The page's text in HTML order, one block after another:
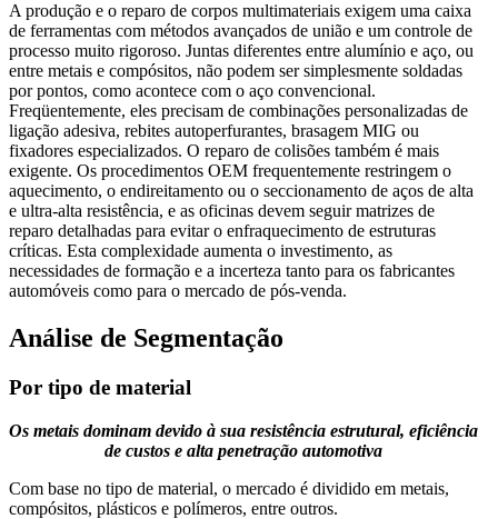
A produção e o reparo de corpos multimateriais exigem uma caixa
de ferramentas com métodos avançados de união e um controle de
processo muito rigoroso. Juntas diferentes entre alumínio e aço, ou
entre metais e compósitos, não podem ser simplesmente soldadas
por pontos, como acontece com o aço convencional.
Freqüentemente, eles precisam de combinações personalizadas de
ligação adesiva, rebites autoperfurantes, brasagem MIG ou
fixadores especializados. O reparo de colisões também é mais
exigente. Os procedimentos OEM frequentemente restringem o
aquecimento, o endireitamento ou o seccionamento de aços de alta
e ultra-alta resistência, e as oficinas devem seguir matrizes de
reparo detalhadas para evitar o enfraquecimento de estruturas
críticas. Esta complexidade aumenta o investimento, as
necessidades de formação e a incerteza tanto para os fabricantes
automóveis como para o mercado de pós-venda.
Análise de Segmentação
Por tipo de material
Os metais dominam devido à sua resistência estrutural, eficiência
de custos e alta penetração automotiva
Com base no tipo de material, o mercado é dividido em metais,
compósitos, plásticos e polímeros, entre outros.